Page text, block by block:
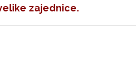
zajednice.